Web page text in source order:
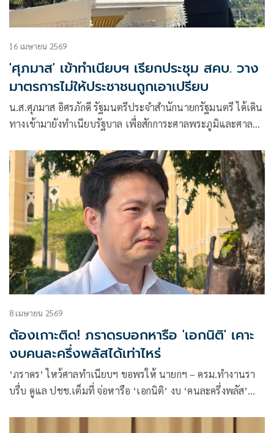
16 เมษายน 2569
'ศุภมาส' เข้าทำเนียบฯ เรียกประชุม สคบ. วาง
มาตรการไม่ให้ประชาชนถูกเอาเปรียบ
น.ส.ศุภมาส อิศรภักดี รัฐมนตรีประจำสำนักนายกรัฐมนตรี ได้เดิน
ทางเข้ามายังทำเนียบรัฐบาล เพื่อสักการะศาลพระภูมิและศาลตา
มงคล หลังเข้ารับตำแหน่งอย่างเป็นทางการอีกครั้งหนึ่ง
8 เมษายน 2569
ต้องเกาะติด! ภราดรบอกหารือ 'เอกนิติ' เคาะ
งบคนละครึ่งพลัสได้เท่าไหร่
‘ภราดร’ ไหว้ศาลทำเนียบฯ ขอพรให้ นายกฯ – ครม.ทำงานรา
บรื่บ ดูแล ปชช.เต็มที่ จ่อหารือ ‘เอกนิติ’ งบ ‘คนละครึ่งพลัส’